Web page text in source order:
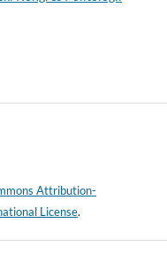
Attribution-
License.